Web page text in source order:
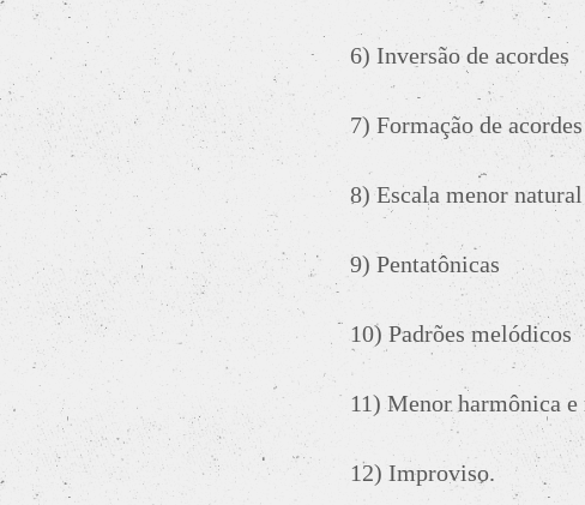
6) Inversão de acordes
7) Formação de acordes
8) Escala menor natural
9) Pentatônicas
10) Padrões melódicos
11) Menor harmônica
12) Improviso.